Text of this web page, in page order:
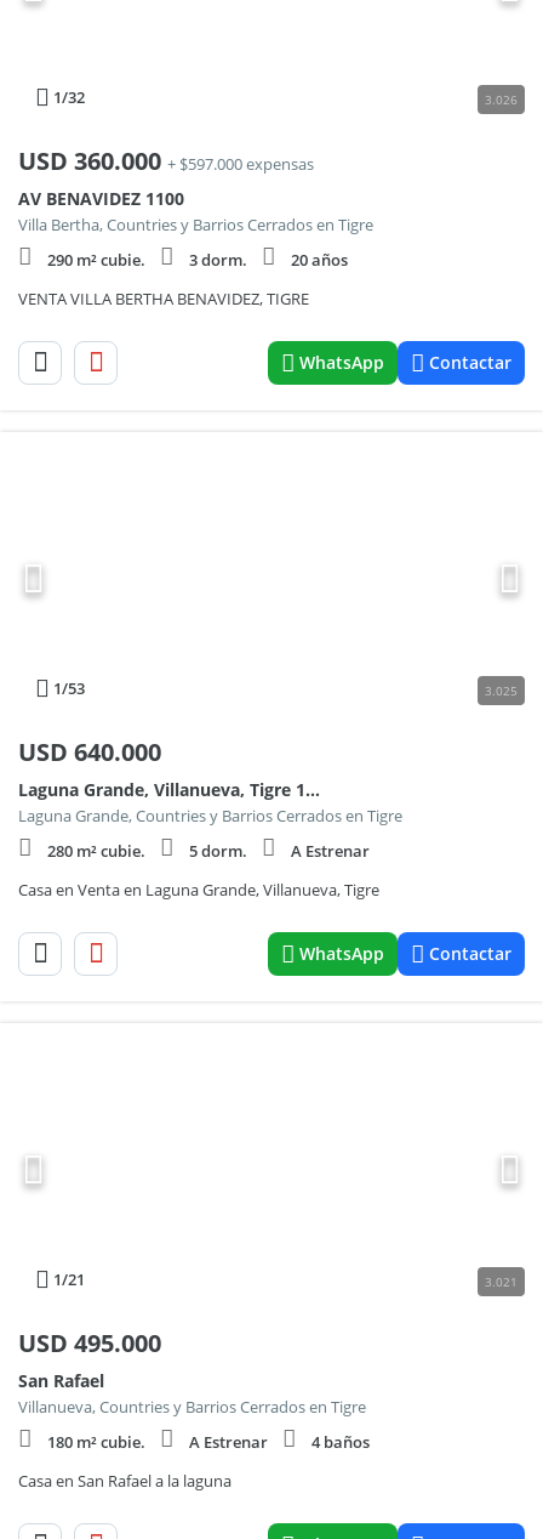
1/32 3.026
USD 360.000 + $597.000 expensas
AV BENAVIDEZ 1100
Villa Bertha, Countries y Barrios Cerrados en Tigre
290 m² cubie.
3 dorm.
20 años
VENTA VILLA BERTHA BENAVIDEZ, TIGRE
WhatsApp Contactar
1/53 3.025
USD 640.000
Laguna Grande, Villanueva, Tigre 100
Laguna Grande, Countries y Barrios Cerrados en Tigre
280 m² cubie.
5 dorm.
A Estrenar
Casa en Venta en Laguna Grande, Villanueva, Tigre
WhatsApp Contactar
1/21 3.021
USD 495.000
San Rafael
Villanueva, Countries y Barrios Cerrados en Tigre
180 m² cubie.
A Estrenar
4 baños
Casa en San Rafael a la laguna